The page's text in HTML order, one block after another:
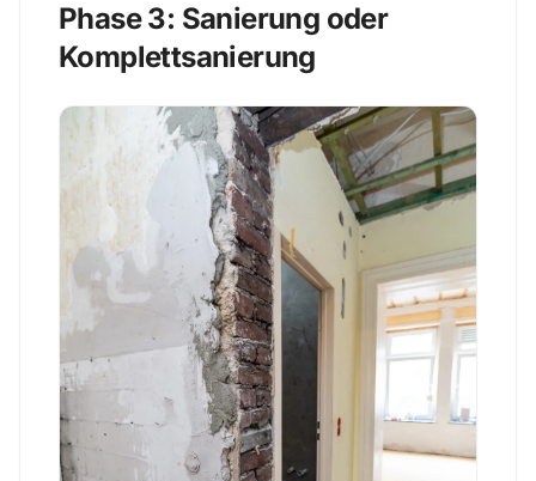
Phase 3: Sanierung oder
Komplettsanierung